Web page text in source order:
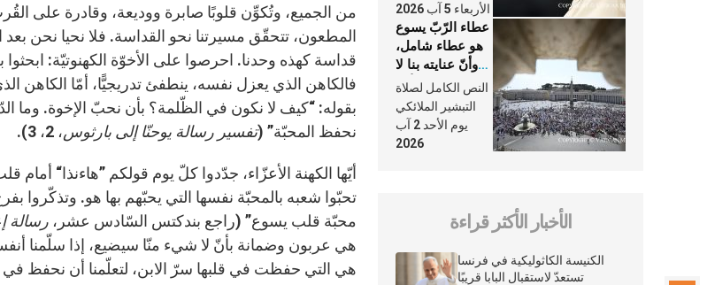
من الجميع، وتُكوِّن قلوبًا صابرة ووديعة، وقادرة على
قداسة كهذه وحدنا. احرصوا على الأخوّة الكهنوتيّة:
فالكاهن الذي يعزل نفسه، ينطفئ تدريجيًّا، أمّا الكاهن
بقوله: “كيف لا نكون في الظّلمة؟ بأن نحبّ الإخوة. وما
نحفظ المحبّة” (تفسير رسالة يوحنّا إلى بارثوس، 2، 3).
أيّها الكهنة الأعزّاء، جدّدوا كلّ يوم قولكم ”هاءنذا“
تحبّوا شعبه بالمحبّة نفسها التي يحبّهم بها هو.
محبّة قلب يسوع” (راجع بندكتس السّادس عشر، رسالة
هي عربون وضمانة بأنّ لا شيء منّا سيضيع، إذا سلّمنا
هي التي حفظت في قلبها سرّ الابن، لتعلّمنا أن نحفظ في
الأربعاء 5 آب 2026
عطاء الرّبّ يسوع
هو عطاء شامل،
وأنّ عنايته بنا لا
تغيب عنّا أبدًا
النص الكامل لصلاة
التبشير الملائكي
يوم الأحد 2 آب
2026
الأخبار الأكثر قراءة
الكنيسة الكاثوليكية في فرنسا
تستعدّ لاستقبال البابا قريبًا